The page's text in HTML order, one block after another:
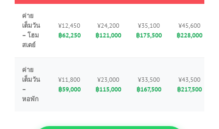
ค่าย
เต็มวัน
– โฮม
สเตย์
¥12,450
฿62,250
¥24,200
฿121,000
¥35,100
฿175,500
¥45,600
฿228,000
ค่าย
เต็มวัน
–
หอพัก
¥11,800
฿59,000
¥23,000
฿115,000
¥33,500
฿167,500
¥43,500
฿217,500